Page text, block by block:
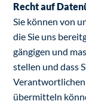
Recht auf
Sie können von
die Sie uns
gängigen und
stellen und dass
übermitteln